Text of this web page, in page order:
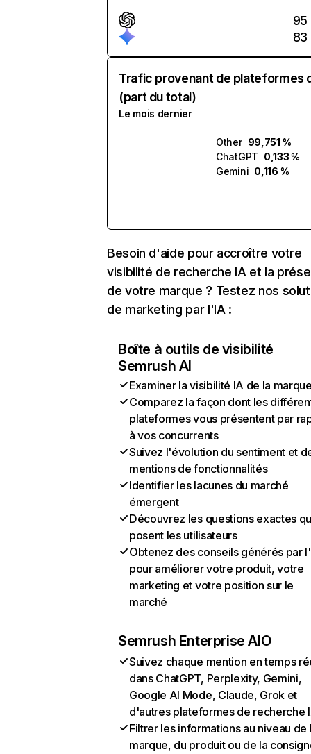
95
83
Trafic provenant de plateformes
(part du total)
Le mois dernier
Other 99,751 %
ChatGPT 0,133 %
Gemini 0,116 %
Besoin d'aide pour accroître votre
visibilité de recherche IA et la
de votre marque ? Testez nos
de marketing par l'IA :
Boîte à outils de visibilité
Semrush AI
Examiner la visibilité IA de la
Comparez la façon dont les
plateformes vous présentent par
à vos concurrents
Suivez l'évolution du sentiment et
mentions de fonctionnalités
Identifier les lacunes du marché
émergent
Découvrez les questions exactes
posent les utilisateurs
Obtenez des conseils générés par
pour améliorer votre produit, votre
marketing et votre position sur le
marché
Semrush Enterprise AIO
Suivez chaque mention en temps
dans ChatGPT, Perplexity, Gemini,
Google AI Mode, Claude, Grok et
d'autres plateformes de recherche
Filtrer les informations au niveau de
marque, du produit ou de la